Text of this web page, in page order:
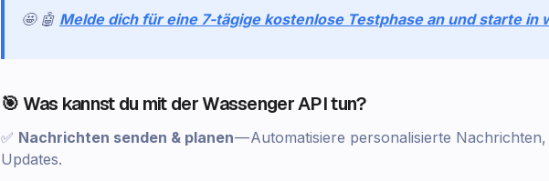
🤩 🤖 Melde dich für eine 7-tägige kostenlose Testphase an und starte in
🎯 Was kannst du mit der Wassenger API tun?
✅ Nachrichten senden & planen— Automatisiere personalisierte
Updates.